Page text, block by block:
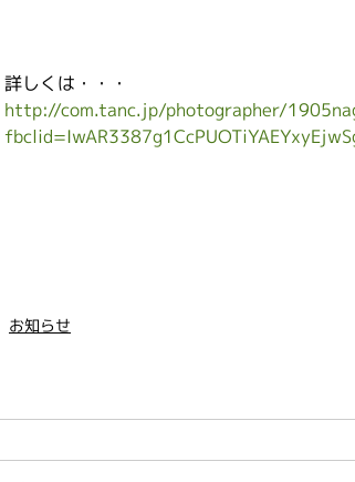
詳しくは・・・
http://com.tanc.jp/photographer/
お知らせ